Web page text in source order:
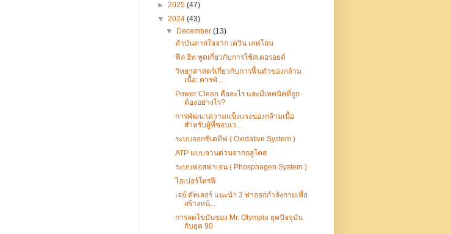
► 2025 (47)
▼ 2024 (43)
▼
December(13)
คำบันดาลใจจาก เควิน เลฟโลน
ฟีล ฮีท พูดเกี่ยวกับการใช้สเตอรอยด์
วิทยาศาสตร์เกี่ยวกับการฟื้นตัวของกล้าม
เนื้อ: ควรพั...
Power Clean คืออะไร และมีเทคนิคที่ถูก
ต้องอย่างไร?
การพัฒนาความแข็งแรงของกล้ามเนื้อ
สำหรับผู้ที่ชอบเว...
ระบบออกซิเดทีฟ ( Oxidative System )
ATP แบบจานด่วนจากกลูโคส
ระบบฟอสฟาเจน ( Phosphagen System )
ไฮเปอร์โทรฟี
เจย์ คัทเลอร์ แนะนำ 3 ท่าออกกำลังกายเพื่อ
สร้างหน้...
การลดไขมันของ Mr. Olympia ยุคปัจจุบัน
กับยุค 90